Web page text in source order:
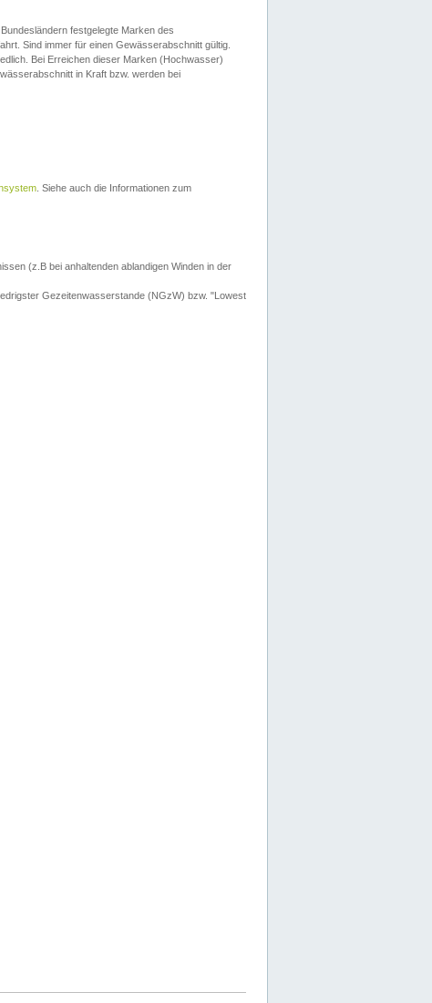
festgelegte Marken des
Sind immer für einen Gewässerabschnitt gültig.
Bei Erreichen dieser Marken (Hochwasser)
in Kraft bzw. werden bei
. Siehe auch die Informationen zum
(z.B bei anhaltenden ablandigen Winden in der
Gezeitenwasserstande (NGzW) bzw. "Lowest